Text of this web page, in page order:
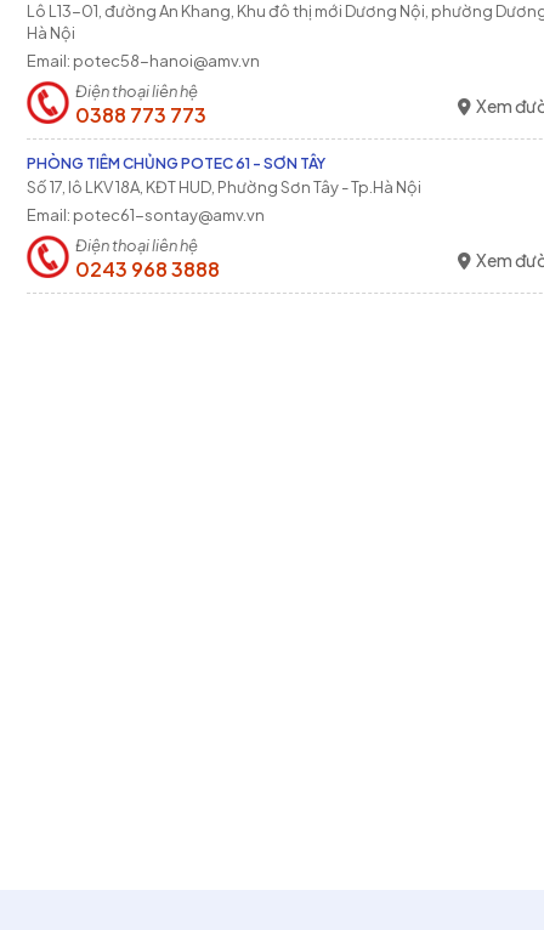
Lô L13-01, đường An Khang, Khu đô thị mới Dương Nội, phường
Hà Nội
Email: potec58-hanoi@amv.vn
Điện thoại liên hệ
0388 773 773 Xem
PHÒNG TIÊM CHỦNG POTEC 61 - SƠN TÂY
Số 17, lô LKV 18A, KĐT HUD, Phường Sơn Tây - Tp.Hà Nội
Email: potec61-sontay@amv.vn
Điện thoại liên hệ
0243 968 3888 Xem